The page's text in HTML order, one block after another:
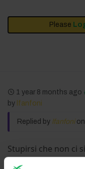
Please
1 year 8 months ago
by lfanfoni
Replied by lfanfoni
Stupirsi che non ci
ti sei scaricato e